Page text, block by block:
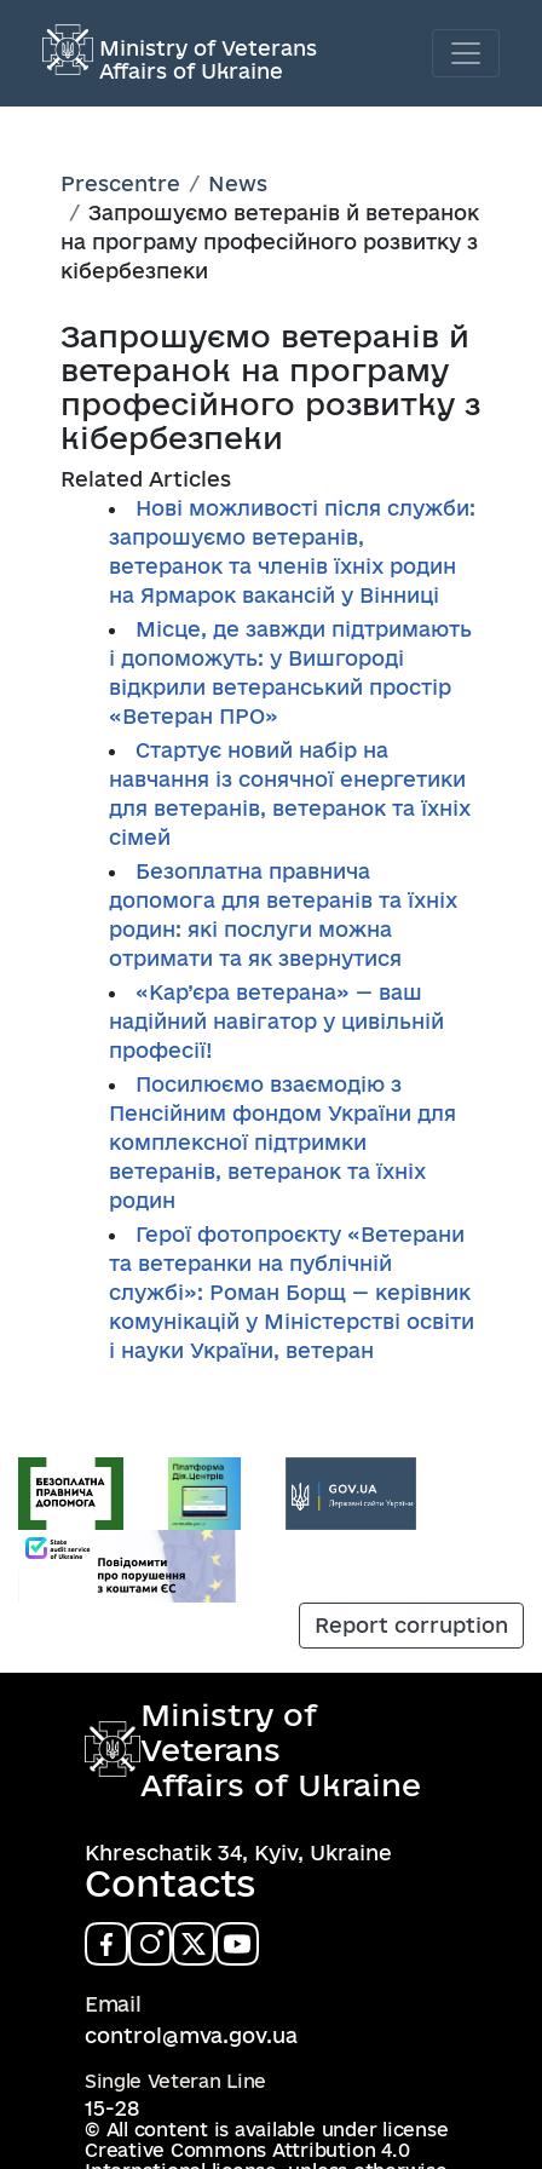
Ministry of Veterans
Affairs of Ukraine
Prescentre
News
Запрошуємо ветеранів й ветеранок
на програму професійного розвитку з
кібербезпеки
Запрошуємо ветеранів й
ветеранок на програму
професійного розвитку з
кібербезпеки
Related Articles
Нові можливості після служби:
запрошуємо ветеранів,
ветеранок та членів їхніх родин
на Ярмарок вакансій у Вінниці
Місце, де завжди підтримають
і допоможуть: у Вишгороді
відкрили ветеранський простір
«Ветеран ПРО»
Стартує новий набір на
навчання із сонячної енергетики
для ветеранів, ветеранок та їхніх
сімей
Безоплатна правнича
допомога для ветеранів та їхніх
родин: які послуги можна
отримати та як звернутися
«Кар’єра ветерана» — ваш
надійний навігатор у цивільній
професії!
Посилюємо взаємодію з
Пенсійним фондом України для
комплексної підтримки
ветеранів, ветеранок та їхніх
родин
Герої фотопроєкту «Ветерани
та ветеранки на публічній
службі»: Роман Борщ — керівник
комунікацій у Міністерстві освіти
і науки України, ветеран
Report corruption
Ministry of
Veterans
Affairs of Ukraine
Khreschatik 34, Kyiv, Ukraine
Contacts
Email
control@mva.gov.ua
Single Veteran Line
15-28
© All content is available under license
Creative Commons Attribution 4.0